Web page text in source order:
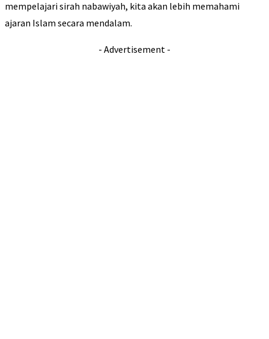
mempelajari sirah nabawiyah, kita akan lebih memahami
ajaran Islam secara mendalam.
- Advertisement -